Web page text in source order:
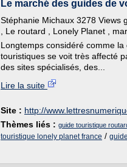
Le marché des guides de
Stéphanie Michaux 3278 Views
, Le routard , Lonely Planet ,
Longtemps considéré comme
touristiques se voit très affecté
des sites spécialisés, des...
Lire la suite
Site : http://
Thèmes liés : guide touristique
touristique lonely planet france /